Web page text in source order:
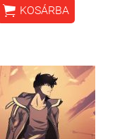
 KOSÁRBA